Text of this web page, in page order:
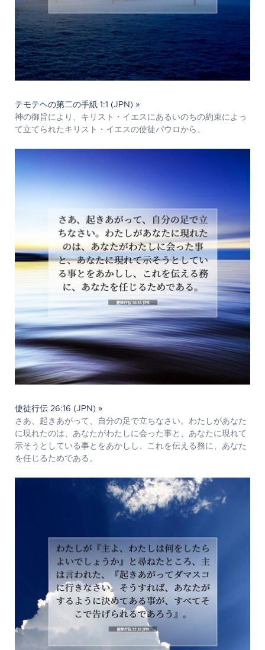
テモテヘの第二の手紙 1:1 (JPN) »
神の御旨により、キリスト・イエスにあるいのちの約束によっ
て立てられたキリスト・イエスの使徒パウロから、
使徒行伝 26:16 (JPN) »
さあ、起きあがって、自分の足で立ちなさい。わたしがあなた
に現れたのは、あなたがわたしに会った事と、あなたに現れて
示そうとしている事とをあかしし、これを伝える務に、あなた
を任じるためである。